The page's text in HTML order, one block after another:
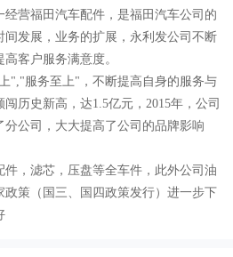
营福田汽车配件，是福田汽车公司的
发展，业务的扩展，永利发公司不断
客户服务满意度。
","服务至上"，不断提高自身的服务与
历史新高，达1.5亿元，2015年，公司
公司，大大提高了公司的品牌影响
，滤芯，压盘等全车件，此外公司油
策（国三、国四政策发行）进一步下